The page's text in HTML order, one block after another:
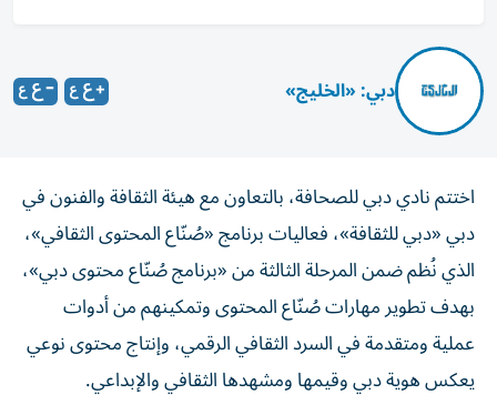
دبي: «الخليج»
اختتم نادي دبي للصحافة، بالتعاون مع هيئة الثقافة والفنون في
دبي «دبي للثقافة»، فعاليات برنامج «صُنّاع المحتوى الثقافي»،
الذي نُظم ضمن المرحلة الثالثة من «برنامج صُنّاع محتوى دبي»،
بهدف تطوير مهارات صُنّاع المحتوى وتمكينهم من أدوات
عملية ومتقدمة في السرد الثقافي الرقمي، وإنتاج محتوى نوعي
يعكس هوية دبي وقيمها ومشهدها الثقافي والإبداعي.